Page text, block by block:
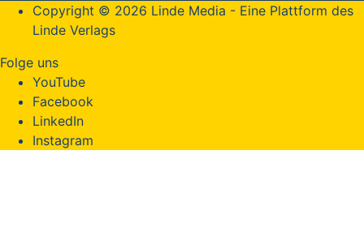
Copyright © 2026 Linde Media - Eine Plattform des
Linde Verlags
Folge uns
YouTube
Facebook
LinkedIn
Instagram